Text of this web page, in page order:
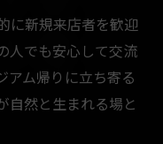
に新規来店者を歓迎
人でも安心して交流
アム帰りに立ち寄る
自然と生まれる場と